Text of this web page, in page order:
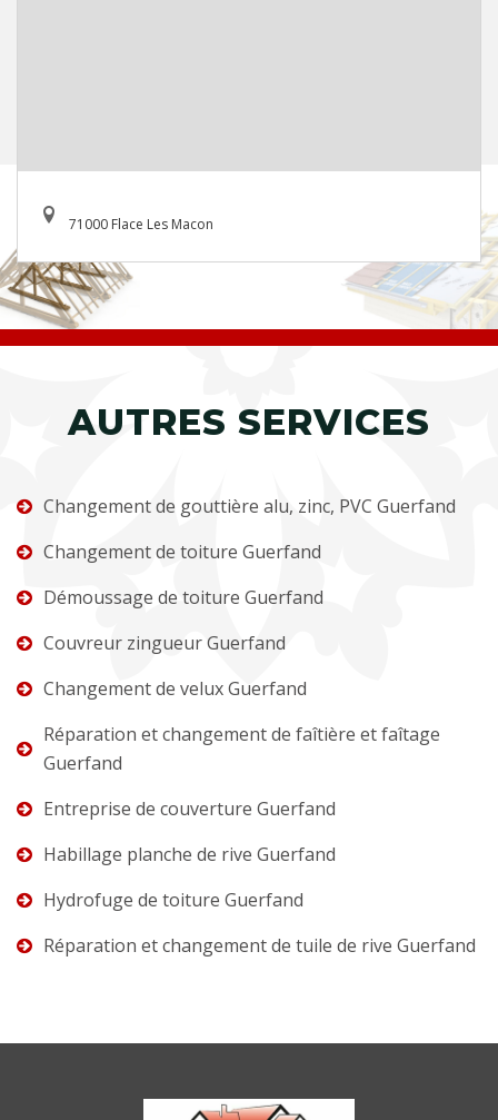
71000 Flace Les Macon
AUTRES SERVICES
Changement de gouttière alu, zinc, PVC Guerfand
Changement de toiture Guerfand
Démoussage de toiture Guerfand
Couvreur zingueur Guerfand
Changement de velux Guerfand
Réparation et changement de faîtière et faîtage
Guerfand
Entreprise de couverture Guerfand
Habillage planche de rive Guerfand
Hydrofuge de toiture Guerfand
Réparation et changement de tuile de rive Guerfand